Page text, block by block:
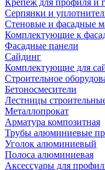
Крепёж для профиля и
Серпянки и
Стеновые и фасадные
Комплектующие к
Фасадные панели
Сайдинг
Комплектующие для
Строительное
Бетоносмесители
Лестницы
Металлопрокат
Арматура композитная
Трубы алюминиевые
Уголок алюминиевый
Полоса алюминиевая
Аксессуары для